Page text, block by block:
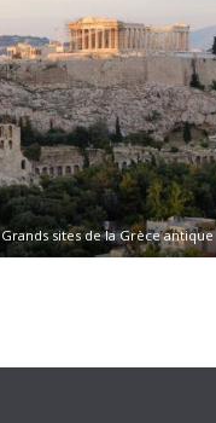
Grands sites de la Grèce antique